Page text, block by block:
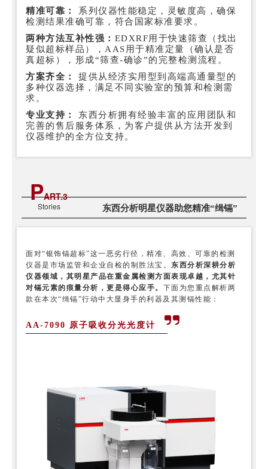
精准可靠：
系列仪器性能稳定，灵敏度高，确保
检测结果准确可靠，符合国家标准要求。
两种方法互补性强： EDXRF用于快速筛查（找出
疑似超标样品），AAS用于精准定量（确认是否
真超标），形成“筛查-确诊”的完整检测流程。
方案齐全：
提供从经济实用型到高端高通量型的
多种仪器选择，满足不同实验室的预算和检测需
求。
专业支持：
东西分析拥有经验丰富的应用团队和
完善的售后服务体系，为客户提供从方法开发到
仪器维护的全方位支持。
PART.3
Stories 东西分析明星仪器助您精准“缉镉”
面对“银饰镉超标”这一恶劣行径，精准、高效、可靠的检测
仪器是市场监管和企业自检的制胜法宝。东西分析深耕分析
仪器领域，其明星产品在重金属检测方面表现卓越，尤其针
对镉元素的痕量分析，更是得心应手。 下面为您重点解析两
款在本次“缉镉”行动中大显身手的利器及其测镉性能：
AA-7090 原子吸收分光光度计